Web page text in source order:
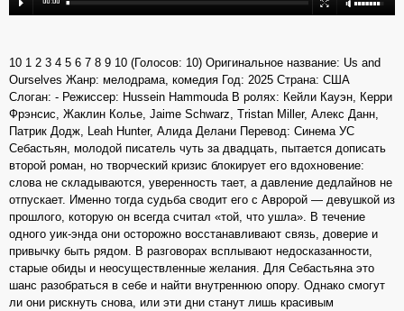
10 1 2 3 4 5 6 7 8 9 10 (Голосов: 10) Оригинальное название: Us and
Ourselves Жанр: мелодрама, комедия Год: 2025 Страна: США
Слоган: - Режиссер: Hussein Hammouda В ролях: Кейли Кауэн, Керри
Фрэнсис, Жаклин Колье, Jaime Schwarz, Tristan Miller, Алекс Данн,
Патрик Додж, Leah Hunter, Алида Делани Перевод: Синема УС
Себастьян, молодой писатель чуть за двадцать, пытается дописать
второй роман, но творческий кризис блокирует его вдохновение:
слова не складываются, уверенность тает, а давление дедлайнов не
отпускает. Именно тогда судьба сводит его с Авророй — девушкой из
прошлого, которую он всегда считал «той, что ушла». В течение
одного уик-энда они осторожно восстанавливают связь, доверие и
привычку быть рядом. В разговорах всплывают недосказанности,
старые обиды и неосуществленные желания. Для Себастьяна это
шанс разобраться в себе и найти внутреннюю опору. Однако смогут
ли они рискнуть снова, или эти дни станут лишь красивым